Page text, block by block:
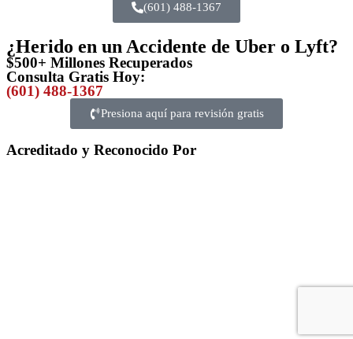
(601) 488-1367
¿Herido en un Accidente de Uber o Lyft?
$500+ Millones Recuperados
Consulta Gratis Hoy:
(601) 488-1367
Presiona aquí para revisión gratis
Acreditado y Reconocido Por
Copyright 2025, Bob Germany Law Firm PLLC. All rights